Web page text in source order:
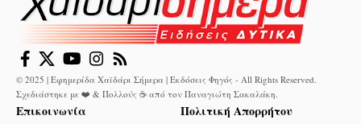
© 2025 | Εφημερίδα Χαϊδάρι Σήμερα | Εκδόσεις Φηγός - All Rights Reserved.
Σχεδιάστηκε με ❤️ & Πολλούς ☕ από τον Παναγιώτη Σακαλάκη
Επικοινωνία
Πολιτική Απορρήτου